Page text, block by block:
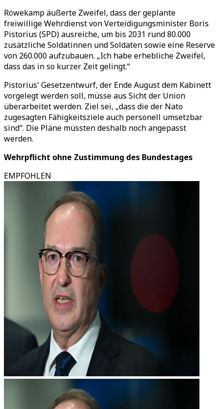
Röwekamp äußerte Zweifel, dass der geplante
freiwillige Wehrdienst von Verteidigungsminister Boris
Pistorius (SPD) ausreiche, um bis 2031 rund 80.000
zusätzliche Soldatinnen und Soldaten sowie eine Reserve
von 260.000 aufzubauen. „Ich habe erhebliche Zweifel,
dass das in so kurzer Zeit gelingt.“
Pistorius' Gesetzentwurf, der Ende August dem Kabinett
vorgelegt werden soll, müsse aus Sicht der Union
überarbeitet werden. Ziel sei, „dass die der Nato
zugesagten Fähigkeitsziele auch personell umsetzbar
sind“. Die Pläne müssten deshalb noch angepasst
werden.
Wehrpflicht ohne Zustimmung des Bundestages
EMPFOHLEN